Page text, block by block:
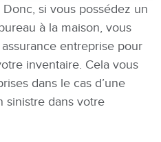
Donc, si vous possédez un
à la maison, vous
entreprise pour
inventaire. Cela vous
dans le cas d’une
sinistre dans votre